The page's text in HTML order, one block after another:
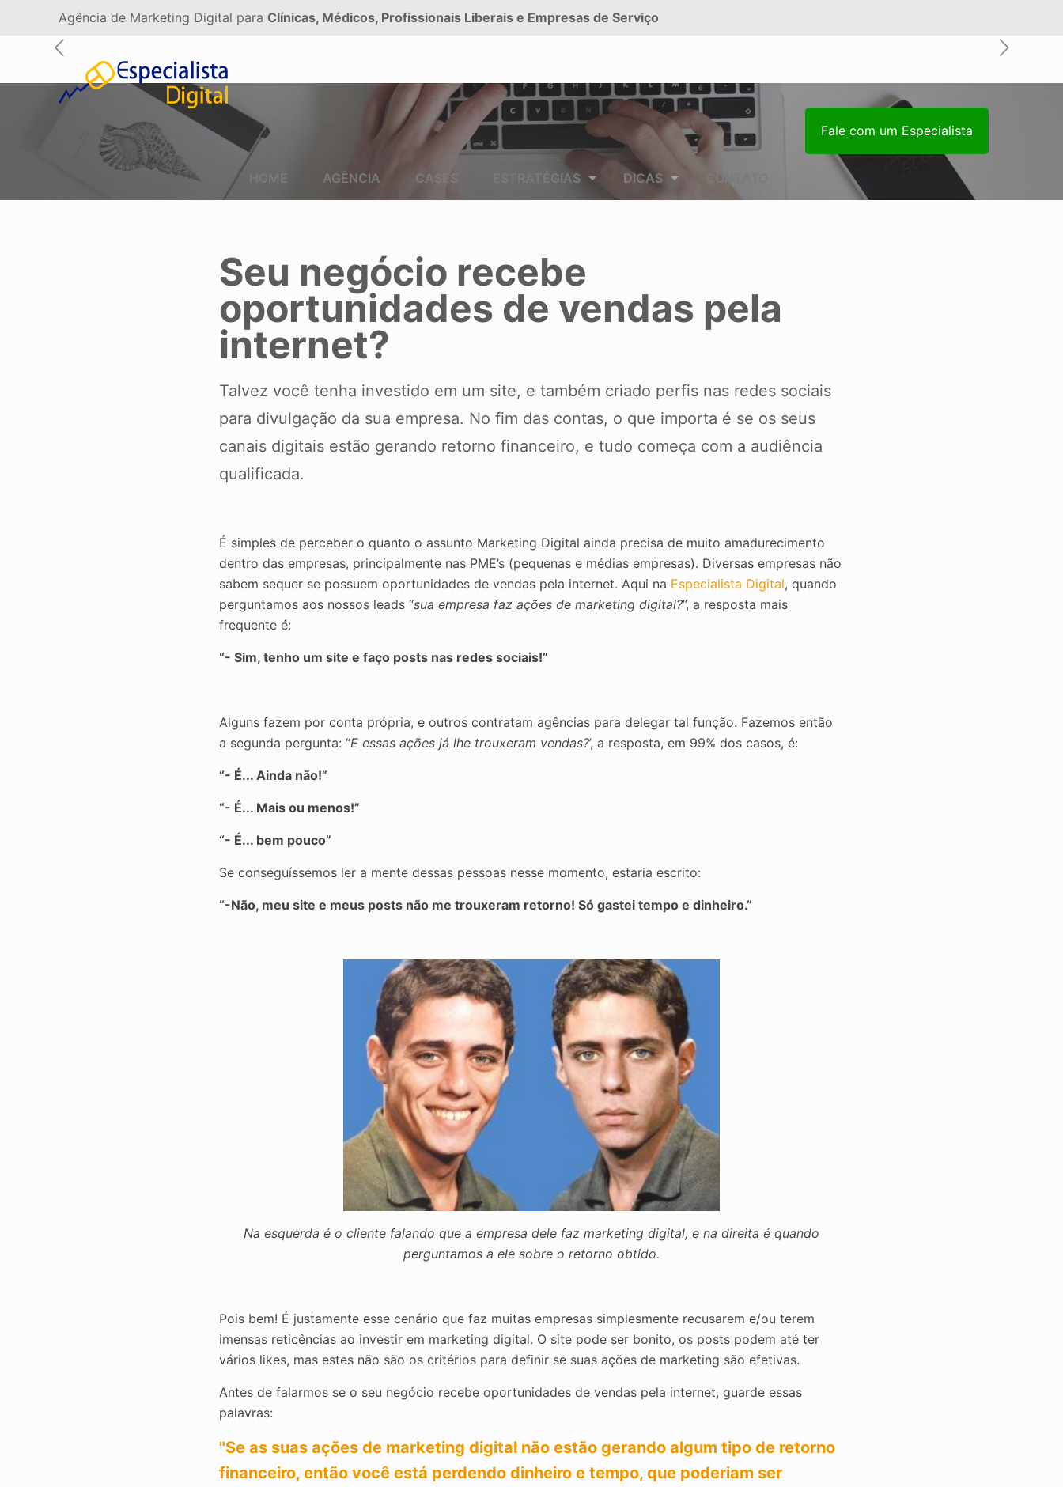
Agência de Marketing Digital para Clínicas, Médicos, Profissionais Liberais e Empresas de Serviço
HOME AGÊNCIA CASES ESTRATÉGIAS DICAS CONTATO
Fale com um Especialista
Seu negócio recebe
oportunidades de vendas pela
internet?
Talvez você tenha investido em um site, e também criado perfis nas redes sociais
para divulgação da sua empresa. No fim das contas, o que importa é se os seus
canais digitais estão gerando retorno financeiro, e tudo começa com a audiência
qualificada.
É simples de perceber o quanto o assunto Marketing Digital ainda precisa de muito amadurecimento
dentro das empresas, principalmente nas PME’s (pequenas e médias empresas). Diversas empresas não
sabem sequer se possuem oportunidades de vendas pela internet. Aqui na Especialista Digital, quando
perguntamos aos nossos leads “sua empresa faz ações de marketing digital?”, a resposta mais
frequente é:
“- Sim, tenho um site e faço posts nas redes sociais!”
Alguns fazem por conta própria, e outros contratam agências para delegar tal função. Fazemos então
a segunda pergunta: “E essas ações já lhe trouxeram vendas?’, a resposta, em 99% dos casos, é:
“- É... Ainda não!”
“- É... Mais ou menos!”
“- É... bem pouco”
Se conseguíssemos ler a mente dessas pessoas nesse momento, estaria escrito:
“-Não, meu site e meus posts não me trouxeram retorno! Só gastei tempo e dinheiro.”
Na esquerda é o cliente falando que a empresa dele faz marketing digital, e na direita é quando
perguntamos a ele sobre o retorno obtido.
Pois bem! É justamente esse cenário que faz muitas empresas simplesmente recusarem e/ou terem
imensas reticências ao investir em marketing digital. O site pode ser bonito, os posts podem até ter
vários likes, mas estes não são os critérios para definir se suas ações de marketing são efetivas.
Antes de falarmos se o seu negócio recebe oportunidades de vendas pela internet, guarde essas
palavras:
"Se as suas ações de marketing digital não estão gerando algum tipo de retorno
financeiro, então você está perdendo dinheiro e tempo, que poderiam ser